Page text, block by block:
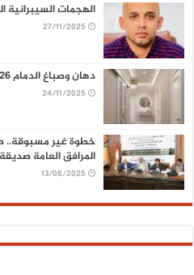
الهجمات السيبرانية
27/11/2025
دهان وصباغ الدمام 2026 – خبراء ديكورات وأصباغ الشرقية
24/11/2025
خطوة غير مسبوقة..
المرافق العامة
13/08/2025